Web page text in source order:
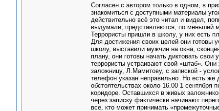
Согласен с автором только в одном, в
знакомиться с доступными материалы
действительно всё это читал и видел,
выдумали, представляются, по меньшей
Террористы пришли в школу, у них есть
Для достижения своих целей они готовы
школу, выставили мужчин на окна,
плану, они готовы начать диктовать
террористы устраивают свой «штаб».
заложницу, Л.Мамитову, с запиской -
телефон указан неправильно. Но есть же
обстоятельствах около 16.00 1
коридоре. Оставшихся в живых
через записку фактически начинают
все, кто может принимать